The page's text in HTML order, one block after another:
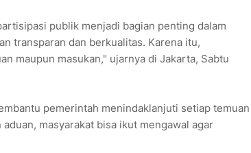
publik menjadi bagian penting dalam
transparan dan berkualitas. Karena itu,
maupun masukan," ujarnya di Jakarta, Sabtu
pemerintah menindaklanjuti setiap temuan
masyarakat bisa ikut mengawal agar